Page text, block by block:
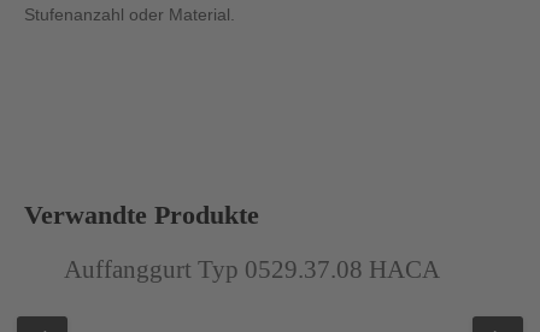
Stufenanzahl oder Material.
Produktgalerie überspringen
Verwandte Produkte
Auffanggurt Typ 0529.37.08 HACA